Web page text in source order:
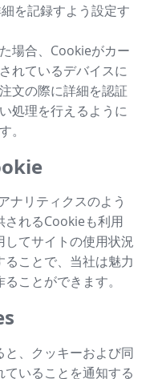
を記録すよう設定す
場合、Cookieがカー
れているデバイスに
文の際に詳細を認証
処理を行えるように
。
ナリティクスのよう
されるCookieも利用
してサイトの使用状況
ことで、当社は魅力
ことができます。
、クッキーおよび同
いることを通知する